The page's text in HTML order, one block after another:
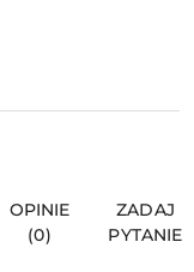
OPINIE
(0)
ZADAJ
PYTANIE